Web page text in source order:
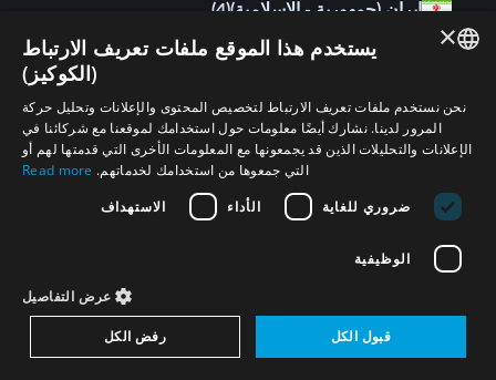
إيران (جمهورية - الإسلامية)(4)
مصر(2)
الولايات المتحدة الأمريكية
السودان(1)
ARABIC
FRENCH
HEBREW
×
يستخدم هذا الموقع ملفات تعريف الارتباط
(الكوكيز)
نحن نستخدم ملفات تعريف الارتباط لتخصيص المحتوى والإعلانات وتحليل حركة
المرور لدينا. نشارك أيضًا معلومات حول استخدامك لموقعنا مع شركائنا في
الإعلانات والتحليلات الذين قد يجمعونها مع المعلومات الأخرى التي قدمتها لهم أو
التي جمعوها من استخدامك لخدماتهم. Read more
ضروري للغاية
الأداء الاستهداف
الوظيفية
عرض التفاصيل
قبول الكل رفض الكل